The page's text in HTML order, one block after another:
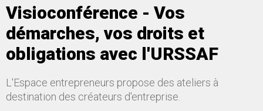
Visioconférence - Vos
démarches, vos droits et
obligations avec l'URSSAF
L'Espace entrepreneurs propose des ateliers à
destination des créateurs d'entreprise.